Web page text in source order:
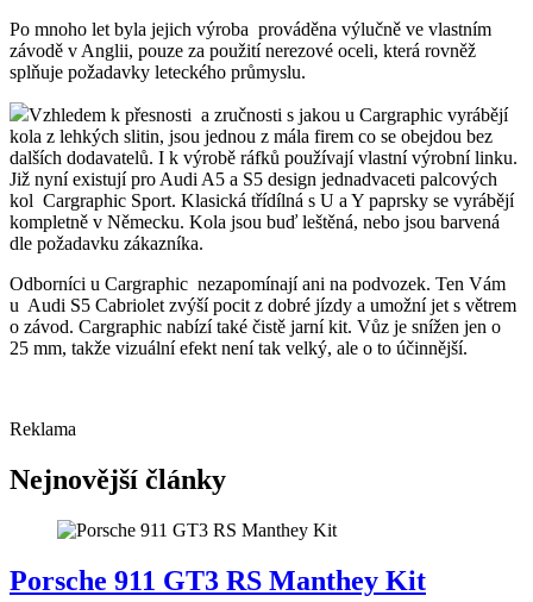
Po mnoho let byla jejich výroba prováděna výlučně ve vlastním
závodě v Anglii, pouze za použití nerezové oceli, která rovněž
splňuje požadavky leteckého průmyslu.
Vzhledem k přesnosti a zručnosti s jakou u Cargraphic vyrábějí
kola z lehkých slitin, jsou jednou z mála firem co se obejdou bez
dalších dodavatelů. I k výrobě ráfků používají vlastní výrobní linku.
Již nyní existují pro Audi A5 a S5 design jednadvaceti palcových
kol Cargraphic Sport. Klasická třídílná s U a Y paprsky se vyrábějí
kompletně v Německu. Kola jsou buď leštěná, nebo jsou barvená
dle požadavku zákazníka.
Odborníci u Cargraphic nezapomínají ani na podvozek. Ten Vám
u Audi S5 Cabriolet zvýší pocit z dobré jízdy a umožní jet s větrem
o závod. Cargraphic nabízí také čistě jarní kit. Vůz je snížen jen o
25 mm, takže vizuální efekt není tak velký, ale o to účinnější.
Reklama
Nejnovější články
Porsche 911 GT3 RS Manthey Kit